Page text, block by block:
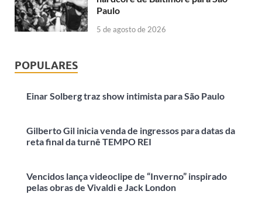
Paulo
5 de agosto de 2026
POPULARES
Einar Solberg traz show intimista para São Paulo
Gilberto Gil inicia venda de ingressos para datas da
reta final da turnê TEMPO REI
Vencidos lança videoclipe de “Inverno” inspirado
pelas obras de Vivaldi e Jack London